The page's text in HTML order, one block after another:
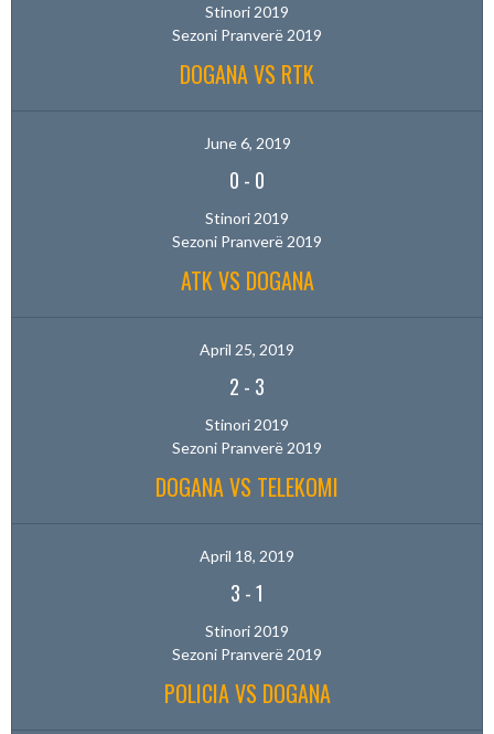
Stinori 2019
Sezoni Pranverë 2019
DOGANA VS RTK
June 6, 2019
0 - 0
Stinori 2019
Sezoni Pranverë 2019
ATK VS DOGANA
April 25, 2019
2 - 3
Stinori 2019
Sezoni Pranverë 2019
DOGANA VS TELEKOMI
April 18, 2019
3 -1
Stinori 2019
Sezoni Pranverë 2019
POLICIA VS DOGANA